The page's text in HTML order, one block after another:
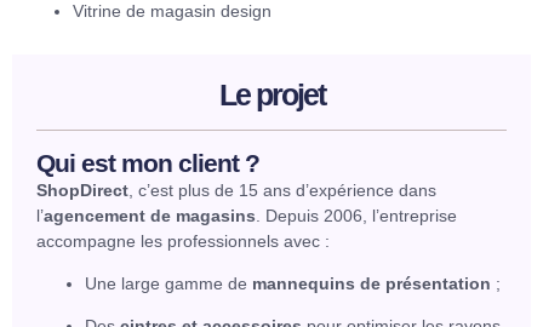
Vitrine de magasin design
Le projet
Qui est mon client ?
ShopDirect , c’est plus de 15 ans d’expérience dans
l’agencement de magasins . Depuis 2006, l’entreprise
accompagne les professionnels avec :
Une large gamme de mannequins de présentation ;